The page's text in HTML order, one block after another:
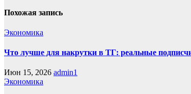
Похожая запись
Экономика
Что лучше для накрутки в ТГ: реальные
Июн 15, 2026 admin1
Экономика